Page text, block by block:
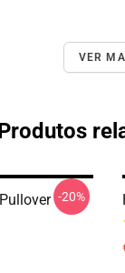
VER
-20%